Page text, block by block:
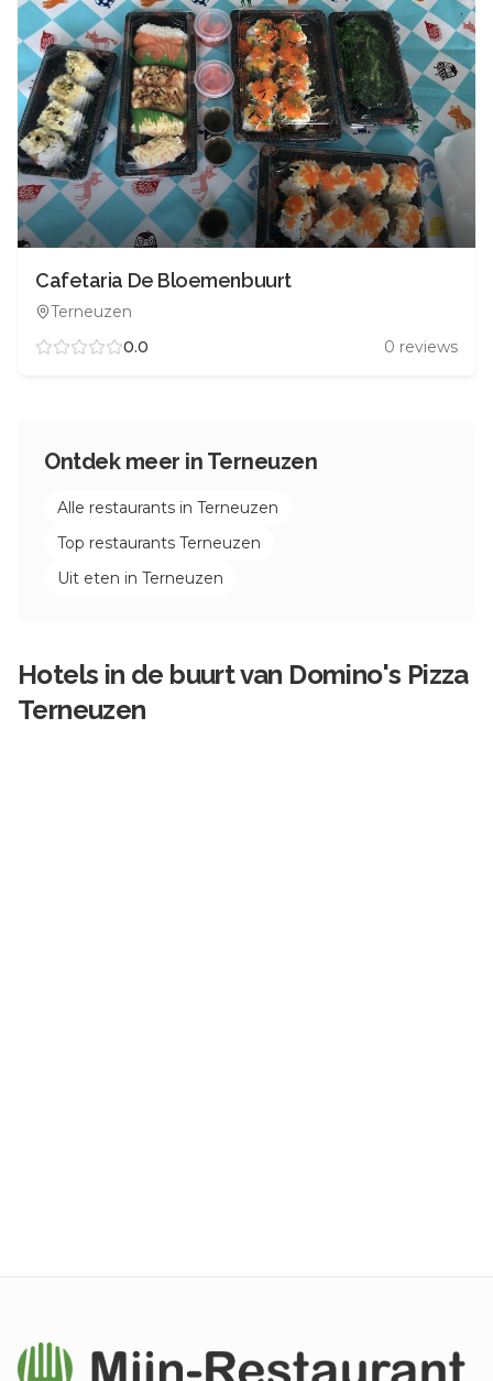
Cafetaria De Bloemenbuurt
Terneuzen
0.0
0 reviews
Ontdek meer in Terneuzen
Alle restaurants in Terneuzen
Top restaurants Terneuzen
Uit eten in Terneuzen
Hotels in de buurt van Domino's Pizza
Terneuzen